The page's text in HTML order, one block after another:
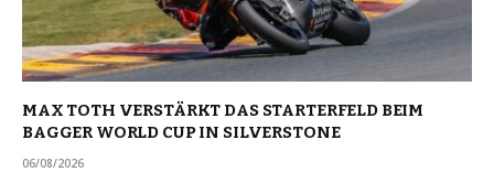
MAX TOTH VERSTÄRKT DAS STARTERFELD BEIM
BAGGER WORLD CUP IN SILVERSTONE
06/08/2026